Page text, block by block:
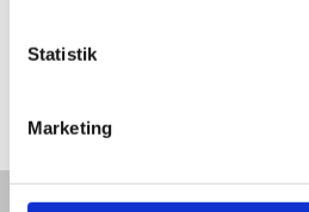
Statistik
Marketing
kapel i Sct. Laustes Løkke nord
opkaldt efter ham. Billedet viser